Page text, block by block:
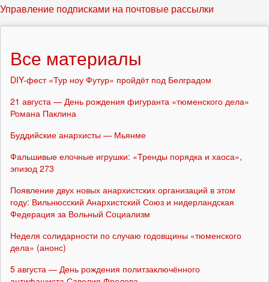
Управление подписками на почтовые рассылки
Все материалы
DIY-фест «Тур ноу Футур» пройдёт под Белградом
21 августа — День рождения фигуранта «тюменского дела»
Романа Паклина
Буддийские анархисты — Мьянме
Фальшивые елочные игрушки: «Тренды порядка и хаоса»,
эпизод 273
Появление двух новых анархистских организаций в этом
году: Вильнюсский Анархистский Союз и нидерландская
Федерация за Вольный Социализм
Неделя солидарности по случаю годовщины «тюменского
дела» (анонс)
5 августа — День рождения политзаключённого